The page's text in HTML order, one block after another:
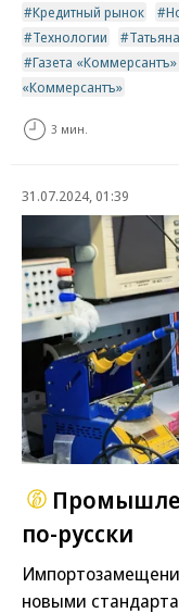
Кредитный рынок
Технологии
Газета
«Коммерсантъ»
3 мин.
31.07.2024, 01:39
по-русски
новыми